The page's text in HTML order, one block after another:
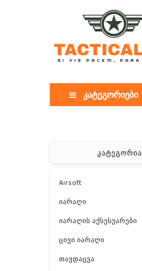
კატეგორიები
კატეგორია
Airsoft
იარაღი
იარაღის აქსესუარები
ცივი იარაღი
თავდაცვა